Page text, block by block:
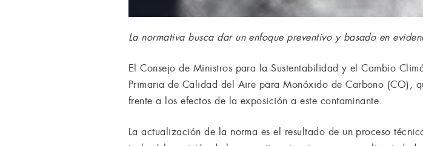
La normativa busca dar un enfoque preventivo y basado en
El Consejo de Ministros para la Sustentabilidad y el Cambio
Primaria de Calidad del Aire para Monóxido de Carbono (CO),
frente a los efectos de la exposición a este contaminante.
La actualización de la norma es el resultado de un proceso